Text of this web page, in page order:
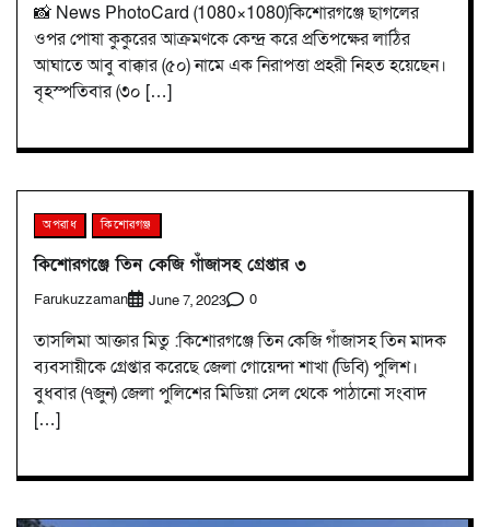
📸 News PhotoCard (1080×1080)কিশোরগঞ্জে ছাগলের
ওপর পোষা কুকুরের আক্রমণকে কেন্দ্র করে প্রতিপক্ষের লাঠির
আঘাতে আবু বাক্কার (৫০) নামে এক নিরাপত্তা প্রহরী নিহত হয়েছেন।
বৃহস্পতিবার (৩০ […]
অপরাধ কিশোরগঞ্জ
কিশোরগঞ্জে তিন কেজি গাঁজাসহ গ্রেপ্তার ৩
Farukuzzaman June 7, 2023 0
তাসলিমা আক্তার মিতু :কিশোরগঞ্জে তিন কেজি গাঁজাসহ তিন মাদক
ব্যবসায়ীকে গ্রেপ্তার করেছে জেলা গোয়েন্দা শাখা (ডিবি) পুলিশ।
বুধবার (৭জুন) জেলা পুলিশের মিডিয়া সেল থেকে পাঠানো সংবাদ
[…]